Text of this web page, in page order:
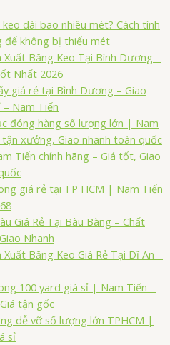
dài bao nhiêu mét? Cách tính
để không bị thiếu mét
Xuất Băng Keo Tại Bình Dương –
Nhất 2026
giá rẻ tại Bình Dương – Giao
– Nam Tiến
đóng hàng số lượng lớn | Nam
tận xưởng, Giao nhanh toàn quốc
Tiến chính hãng – Giá tốt, Giao
giá rẻ tại TP HCM | Nam Tiến
Giá Rẻ Tại Bàu Bàng – Chất
Nhanh
Xuất Băng Keo Giá Rẻ Tại Dĩ An –
100 yard giá sỉ | Nam Tiến –
tận gốc
dễ vỡ số lượng lớn TPHCM |
sỉ